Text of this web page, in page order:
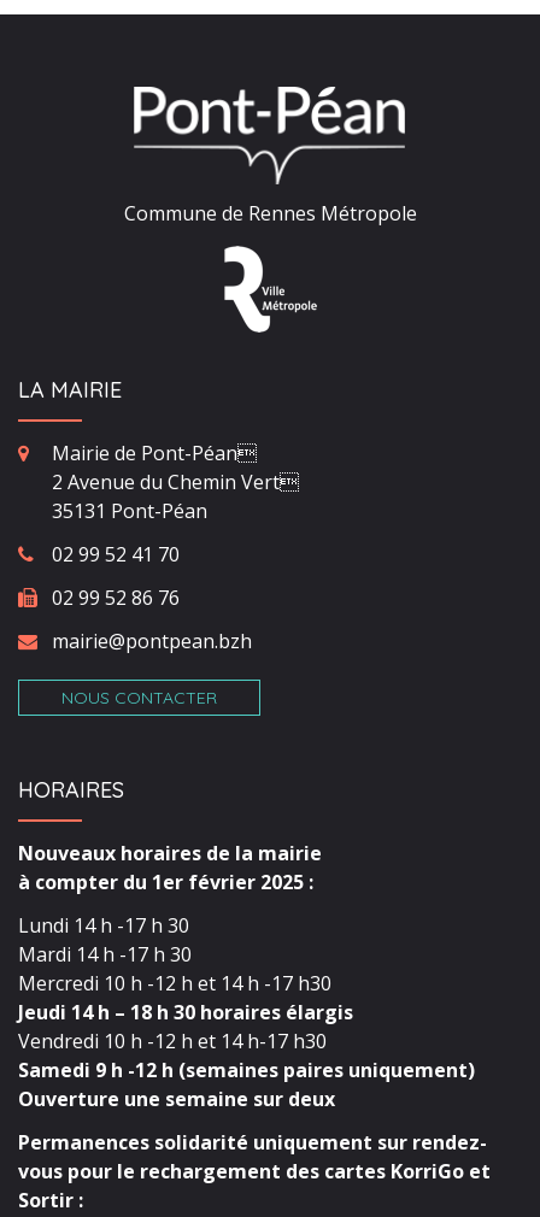
Commune de Rennes Métropole
LA MAIRIE
Mairie de Pont-Péan
2 Avenue du Chemin Vert
35131 Pont-Péan
02 99 52 41 70
02 99 52 86 76
mairie@pontpean.bzh
NOUS CONTACTER
HORAIRES
Nouveaux horaires de la mairie
à compter du 1er février 2025 :
Lundi 14 h -17 h 30
Mardi 14 h -17 h 30
Mercredi 10 h -12 h et 14 h -17 h30
Jeudi 14 h – 18 h 30 horaires élargis
Vendredi 10 h -12 h et 14 h-17 h30
Samedi 9 h -12 h (semaines paires uniquement)
Ouverture une semaine sur deux
Permanences solidarité uniquement sur rendez-
vous pour le rechargement des cartes KorriGo et
Sortir :